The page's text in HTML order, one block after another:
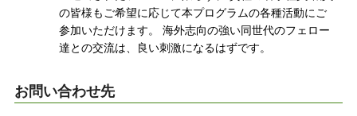
の皆様もご希望に応じて本プログラムの各種活動にご
参加いただけます。 海外志向の強い同世代のフェロー
達との交流は、良い刺激になるはずです。
お問い合わせ先